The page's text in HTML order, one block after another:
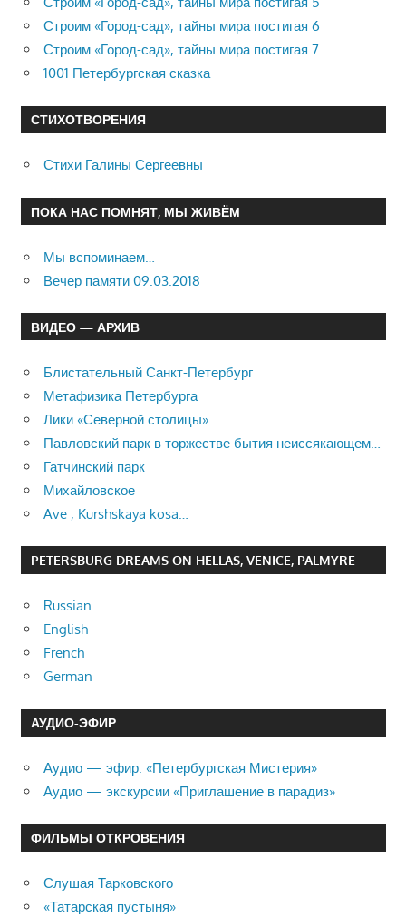
Строим «Город-сад», тайны мира постигая 6
Строим «Город-сад», тайны мира постигая 7
1001 Петербургская сказка
СТИХОТВОРЕНИЯ
Стихи Галины Сергеевны
ПОКА НАС ПОМНЯТ, МЫ ЖИВЁМ
Мы вспоминаем…
Вечер памяти 09.03.2018
ВИДЕО — АРХИВ
Блистательный Санкт-Петербург
Метафизика Петербурга
Лики «Северной столицы»
Павловский парк в торжестве бытия неиссякающем…
Гатчинский парк
Михайловское
Ave , Kurshskaya kosa…
PETERSBURG DREAMS ON HELLAS, VENICE, PALMYRE
Russian
English
French
German
АУДИО-ЭФИР
Аудио — эфир: «Петербургская Мистерия»
Аудио — экскурсии «Приглашение в парадиз»
ФИЛЬМЫ ОТКРОВЕНИЯ
Слушая Тарковского
«Татарская пустыня»